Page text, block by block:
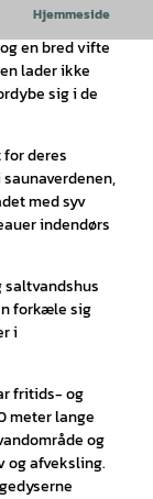
Hjemmeside
en bred vifte
lader ikke
sig i de
for deres
med syv
indendørs
saltvandshus
forkæle sig
i
fritids- og
meter lange
og
og afveksling.